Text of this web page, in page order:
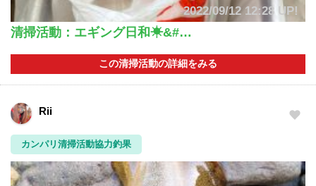
楽しいボートエギング♡
急遽前の日に、ボートエギング行こう!!と決定(´・ω・｀) 4時に起
この釣り情報の詳細をみる
Rii
カンパリ official expander記事
2022/09/12 12:28 UP!
清掃活動：エギング日和☀&#…
この清掃活動の詳細をみる
Rii
カンパリ清掃活動協力釣果